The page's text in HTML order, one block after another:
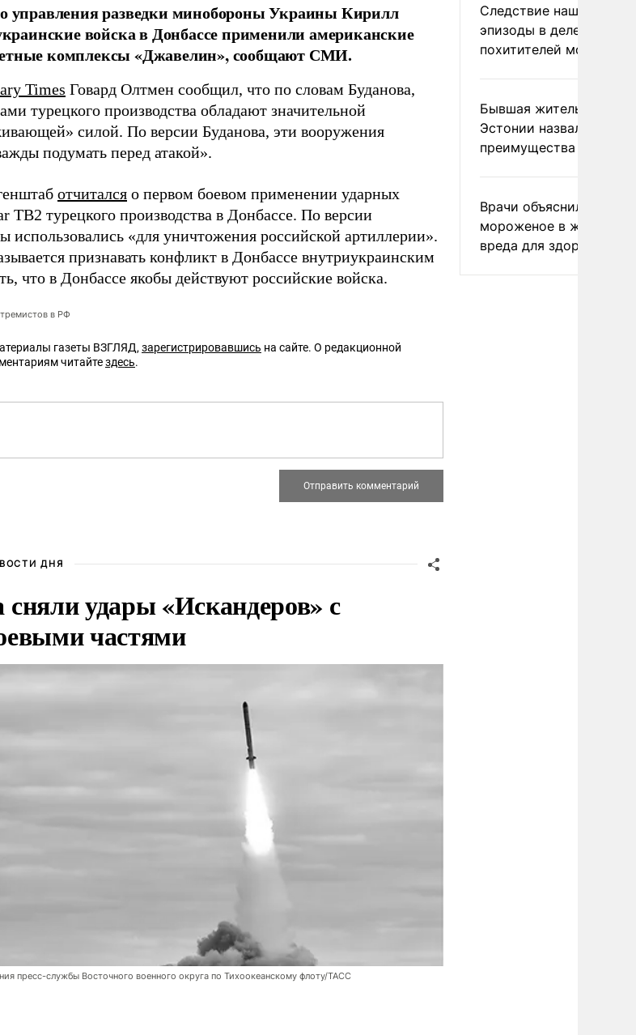
управления разведки минобороны Украины Кирилл
войска в Донбассе применили американские
комплексы «Джавелин», сообщают СМИ.
Times Говард Олтмен сообщил, что по словам Буданова,
турецкого производства обладают значительной
силой. По версии Буданова, эти вооружения
подумать перед атакой».
отчитался о первом боевом применении ударных
TB2 турецкого производства в Донбассе. По версии
«для уничтожения российской артиллерии».
признавать конфликт в Донбассе внутриукраинским
что в Донбассе якобы действуют российские войска.
в РФ
газеты ВЗГЛЯД,зарегистрировавшись на сайте. О редакционной
читайтездесь.
ДНЯ
удары «Искандеров» с
частями
пресс-службы Восточного военного округа по Тихоокеанскому флоту/ТАСС
Следствие нашло
эпизоды в деле
похитителей москвичек
Бывшая жительница
Эстонии назвала
преимущества России
Врачи объяснили, как
мороженое в жару без
вреда для здоровья